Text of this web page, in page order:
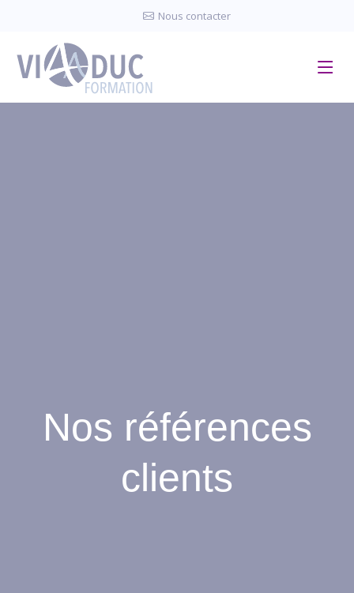
Nous contacter
Nos références
clients
Panneau de gestion des cookies